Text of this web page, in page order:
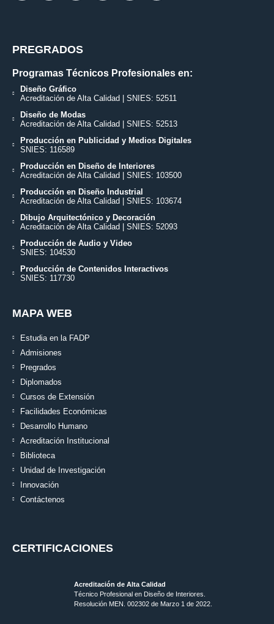
PREGRADOS
Programas Técnicos Profesionales en:
Diseño Gráfico
Acreditación de Alta Calidad | SNIES: 52511
Diseño de Modas
Acreditación de Alta Calidad | SNIES: 52513
Producción en Publicidad y Medios Digitales
SNIES: 116589
Producción en Diseño de Interiores
Acreditación de Alta Calidad | SNIES: 103500
Producción en Diseño Industrial
Acreditación de Alta Calidad | SNIES: 103674
Dibujo Arquitectónico y Decoración
Acreditación de Alta Calidad | SNIES: 52093
Producción de Audio y Video
SNIES: 104530
Producción de Contenidos Interactivos
SNIES: 117730
MAPA WEB
Estudia en la FADP
Admisiones
Pregrados
Diplomados
Cursos de Extensión
Facilidades Económicas
Desarrollo Humano
Acreditación Institucional
Biblioteca
Unidad de Investigación
Innovación
Contáctenos
CERTIFICACIONES
Acreditación de Alta Calidad
Técnico Profesional en Diseño de Interiores.
Resolución MEN. 002302 de Marzo 1 de 2022.